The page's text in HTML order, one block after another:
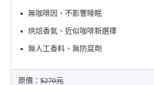
無咖啡因、不影響睡眠
烘焙香氣、近似咖啡新選擇
無人工香料、無防腐劑
原價：$270元